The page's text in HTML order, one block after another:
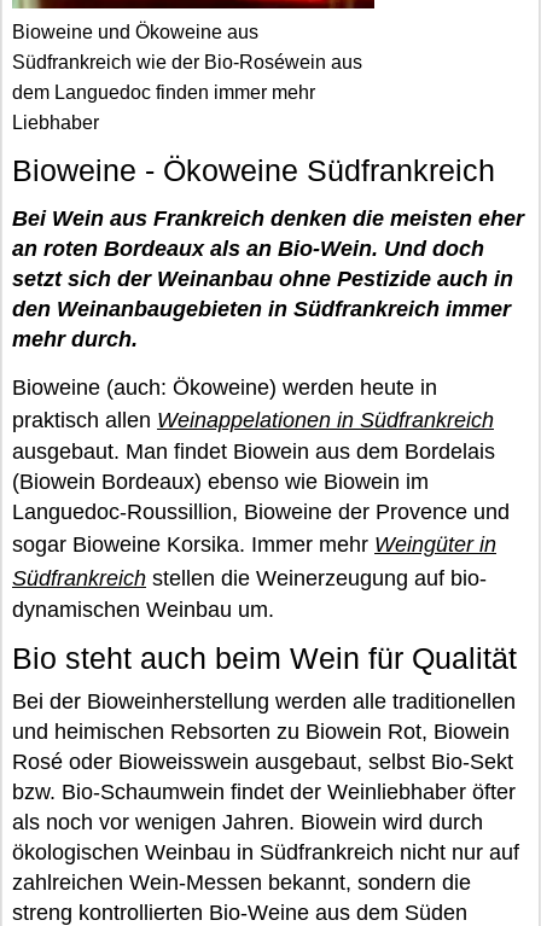
Bioweine und Ökoweine aus
Südfrankreich wie der Bio-Roséwein aus
dem Languedoc finden immer mehr
Liebhaber
Bioweine - Ökoweine Südfrankreich
Bei Wein aus Frankreich denken die meisten eher
an roten Bordeaux als an Bio-Wein. Und doch
setzt sich der Weinanbau ohne Pestizide auch in
den Weinanbaugebieten in Südfrankreich immer
mehr durch.
Bioweine (auch: Ökoweine) werden heute in
praktisch allen Weinappelationen in Südfrankreich
ausgebaut. Man findet Biowein aus dem Bordelais
(Biowein Bordeaux) ebenso wie Biowein im
Languedoc-Roussillion, Bioweine der Provence und
sogar Bioweine Korsika. Immer mehr Weingüter in
Südfrankreich stellen die Weinerzeugung auf bio-
dynamischen Weinbau um.
Bio steht auch beim Wein für Qualität
Bei der Bioweinherstellung werden alle traditionellen
und heimischen Rebsorten zu Biowein Rot, Biowein
Rosé oder Bioweisswein ausgebaut, selbst Bio-Sekt
bzw. Bio-Schaumwein findet der Weinliebhaber öfter
als noch vor wenigen Jahren. Biowein wird durch
ökologischen Weinbau in Südfrankreich nicht nur auf
zahlreichen Wein-Messen bekannt, sondern die
streng kontrollierten Bio-Weine aus dem Süden